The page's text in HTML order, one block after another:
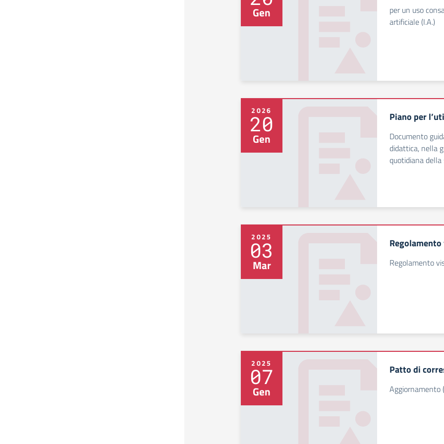
Gen
per un uso
artificiale (I.A.)
2026
20
Gen
Piano per
Documento
didattica, nella
quotidiana della
2025
03
Mar Regolamento
2025
07
Gen
Patto di